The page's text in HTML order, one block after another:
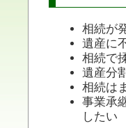
相続が
遺産に
相続で
遺産分
相続は
事業承
したい